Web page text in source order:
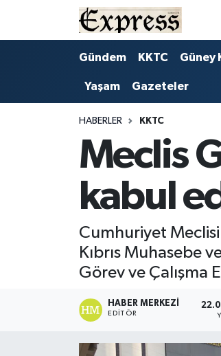
Gündem KKTC Güney
Yaşam Gazeteler
HABERLER KKTC
Meclis
kabul
Cumhuriyet
Kıbrıs Muhasebe
Görev ve Çalışma
HABER MERKEZI
EDITÖR
ALAYKÖY
ALSANCAK
ÇATALKÖY
ENGLISH
Hava Durumu
Trafik Durumu
Süper Lig Puan Durumu ve Fikstür
Tüm Manşetler
Son Dakika Haberleri
Haber Arşivi